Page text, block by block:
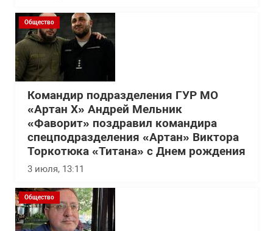
Общество
Командир подразделения ГУР МО
«Артан Х» Андрей Мельник
«Фаворит» поздравил командира
спецподразделения «Артан» Виктора
Торкотюка «Титана» с Днем рождения
3 июля, 13:11
Общество